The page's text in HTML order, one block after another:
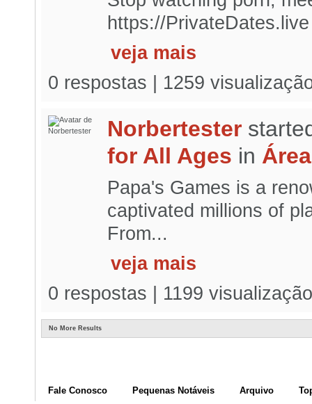
https://
veja mais
0 respostas | 1259
Norbertester
for All Ages in
Papa's Games is a
captivated millions of
From...
veja mais
0 respostas | 1199
No More Results
Fale Conosco Pequenas Notáveis Arquivo